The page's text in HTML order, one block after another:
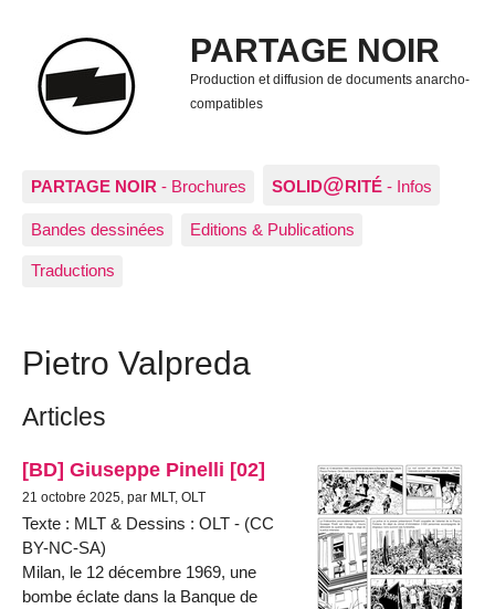
PARTAGE NOIR
Production et diffusion de documents anarcho-
compatibles
PARTAGE NOIR - Brochures SOLID@RITÉ - Infos
Bandes dessinées Editions & Publications
Traductions
Pietro Valpreda
Articles
[BD] Giuseppe Pinelli [02]
21 octobre 2025, par MLT, OLT
Texte : MLT & Dessins : OLT - (CC
BY-NC-SA)
Milan, le 12 décembre 1969, une
bombe éclate dans la Banque de